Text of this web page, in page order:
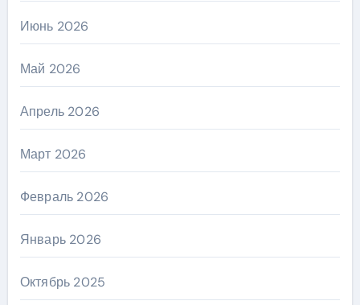
Июнь 2026
Май 2026
Апрель 2026
Март 2026
Февраль 2026
Январь 2026
Октябрь 2025